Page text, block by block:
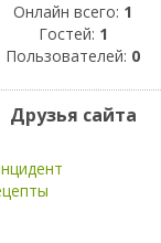
Онлайн всего: 1
Гостей: 1
Пользователей: 0
Друзья сайта